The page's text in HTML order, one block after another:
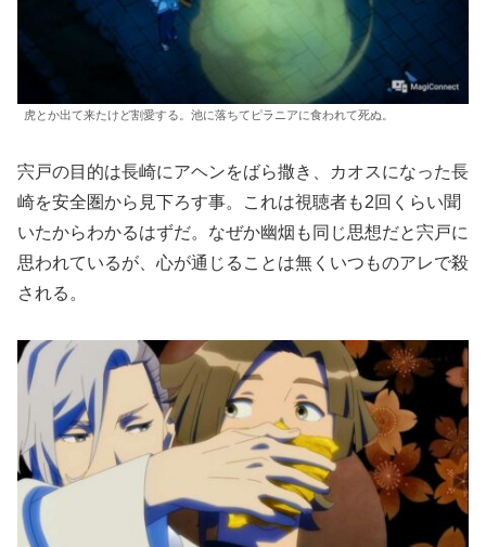
虎とか出て来たけど割愛する。池に落ちてピラニアに食われて死ぬ。
宍戸の目的は長崎にアヘンをばら撒き、カオスになった長
崎を安全圏から見下ろす事。これは視聴者も2回くらい聞
いたからわかるはずだ。なぜか幽烟も同じ思想だと宍戸に
思われているが、心が通じることは無くいつものアレで殺
される。